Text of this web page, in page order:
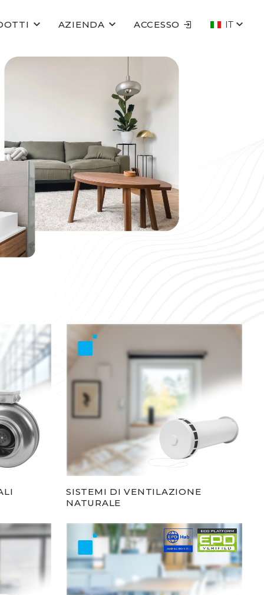
AZIENDA ACCESSO IT
SISTEMI DI VENTILAZIONE
NATURALE